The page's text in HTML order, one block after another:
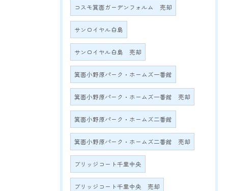
コスモ箕面ガーデンフォルム 売却
サンロイヤル白島
サンロイヤル白島 売却
箕面小野原パーク・ホームズ一番館
箕面小野原パーク・ホームズ一番館 売却
箕面小野原パーク・ホームズ二番館
箕面小野原パーク・ホームズ二番館 売却
ブリッジコート千里中央
ブリッジコート千里中央 売却